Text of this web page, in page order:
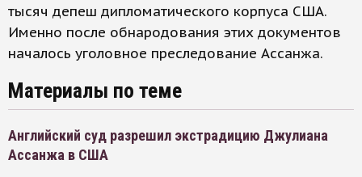
тысяч депеш дипломатического корпуса США.
Именно после обнародования этих документов
началось уголовное преследование Ассанжа.
Материалы по теме
Английский суд разрешил экстрадицию Джулиана
Ассанжа в США